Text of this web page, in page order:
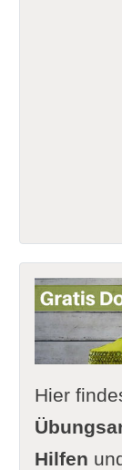
Hier
Hilfen